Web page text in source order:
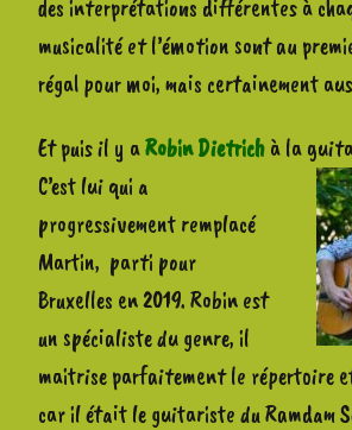
des interprétations différentes à
musicalité et l’émotion sont au
régal pour moi, mais certainement
Et puis il y aRobin Dietrich à la
C’est lui qui a
progressivement remplacé
Martin, parti pour
Bruxelles en 2019. Robin est
un spécialiste du genre, il
maitrise parfaitement le répertoire
car il était le guitariste du Ramdam